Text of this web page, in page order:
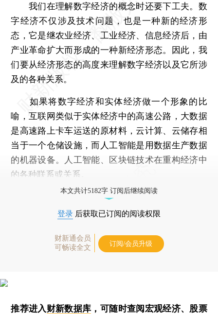
我们在理解数字经济的概念时还要下工夫。数
字经济不仅涉及技术问题，也是一种新的经济形
态，它是继农业经济、工业经济、信息经济后，由
产业革命扩大而形成的一种新经济形态。因此，我
们要从经济形态的高度来理解数字经济以及它所涉
及的各种关系。
如果将数字经济和实体经济做一个形象的比
喻，互联网类似于实体经济中的高速公路，大数据
是高速路上卡车运送的原材料，云计算、云储存相
当于一个仓储设施，而人工智能是用数据生产数据
的机器设备。人工智能、区块链技术在重构经济中
的各种联系或关系。
本文共计5182字 订阅后继续阅读
登录 后获取已订阅的阅读权限
财新通会员
可畅读全文
订阅/会员升级
推荐进入财新数据库 ，可随时查阅宏观经济、股票